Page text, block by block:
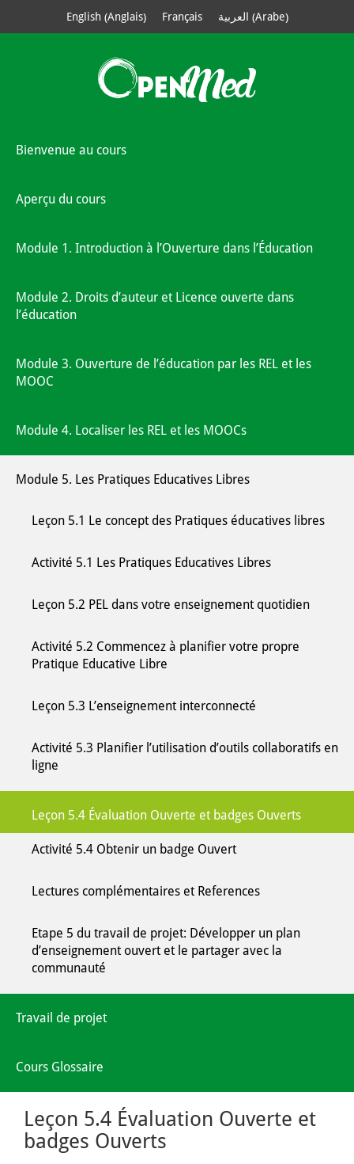
English(Anglais) Français العربية (Arabe)
Bienvenue au cours
Aperçu du cours
Module 1. Introduction à l’Ouverture dans l’Éducation
Module 2. Droits d’auteur et Licence ouverte dans
l’éducation
Module 3. Ouverture de l’éducation par les REL et les
MOOC
Module 4. Localiser les REL et les MOOCs
Module 5. Les Pratiques Educatives Libres
Leçon 5.1 Le concept des Pratiques éducatives libres
Activité 5.1 Les Pratiques Educatives Libres
Leçon 5.2 PEL dans votre enseignement quotidien
Activité 5.2 Commencez à planifier votre propre
Pratique Educative Libre
Leçon 5.3 L’enseignement interconnecté
Activité 5.3 Planifier l’utilisation d’outils collaboratifs en
ligne
Leçon 5.4 Évaluation Ouverte et badges Ouverts
Activité 5.4 Obtenir un badge Ouvert
Lectures complémentaires et References
Etape 5 du travail de projet: Développer un plan
d’enseignement ouvert et le partager avec la
communauté
Travail de projet
Cours Glossaire
Leçon 5.4 Évaluation Ouverte et
badges Ouverts